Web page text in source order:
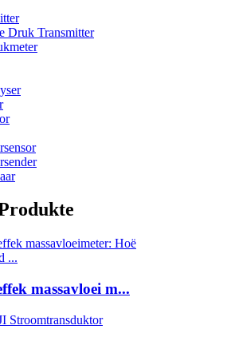
Druk Transmitter
massavloei m...